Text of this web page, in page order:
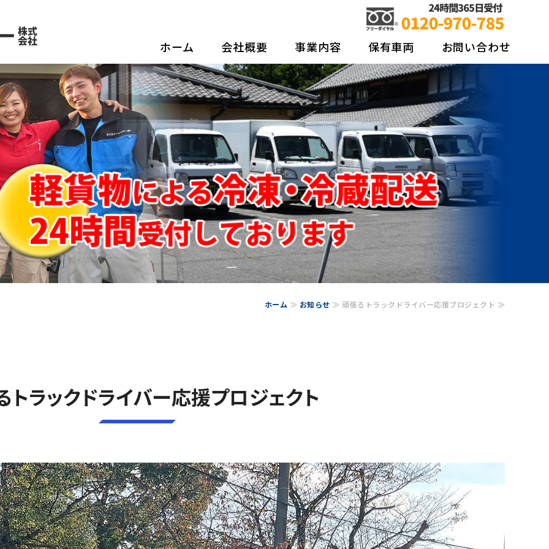
食品の配送なら、信頼の物流ネットワーク 東日本クールライナー株
ホーム 会社概要 事業内容 保有車両 お問い合わせ
ホーム ≫ お知らせ ≫ 頑張るトラックドライバー応援プロジェクト ≫
トラックドライバー応援プロジェクト